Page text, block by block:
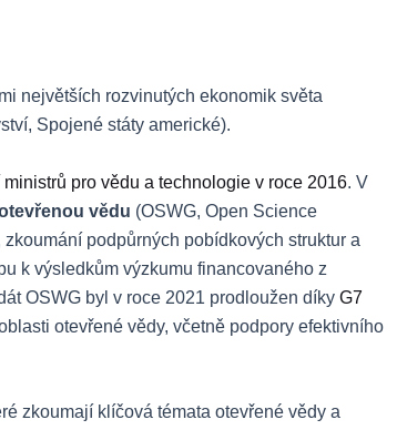
největších rozvinutých ekonomik světa
Spojené státy americké).
ministrů pro vědu a technologie v roce 2016. V
vědu (OSWG, Open Science
podpůrných pobídkových struktur a
k výsledkům výzkumu financovaného z
OSWG byl v roce 2021 prodloužen díky G7
otevřené vědy, včetně podpory efektivního
zkoumají klíčová témata otevřené vědy a